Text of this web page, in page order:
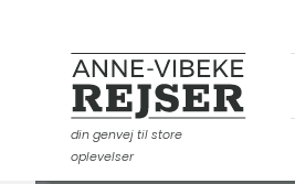
Anne-Vibeke Rejser
din genvej til store
oplevelser
Destinationer